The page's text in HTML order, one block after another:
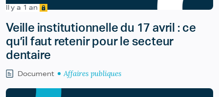
Il y a 1 an
Veille institutionnelle du 17 avril : ce
qu’il faut retenir pour le secteur
dentaire
Document Affaires publiques